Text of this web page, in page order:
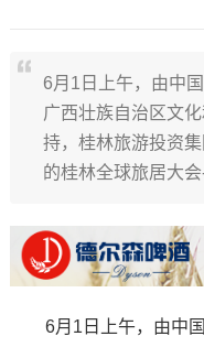
6月1日上午，由中
广西壮族自治区文
持，桂林旅游投资
的桂林全球旅居大
6月1日上午，由中国